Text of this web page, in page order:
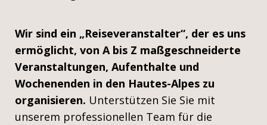
Wir sind ein „Reiseveranstalter“, der es uns
ermöglicht, von A bis Z maßgeschneiderte
Veranstaltungen, Aufenthalte und
Wochenenden in den Hautes-Alpes zu
organisieren. Unterstützen Sie Sie mit
unserem professionellen Team für die